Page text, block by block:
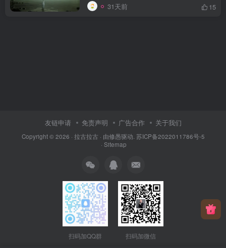
31天前 15
友链申请 免责声明 广告合作 关于我们
Copyright © 2026 · 拉古拉古 · 由修愚驱动. 苏ICP备2022011786号-5
· Sitemap
扫码加QQ群 扫码加微信